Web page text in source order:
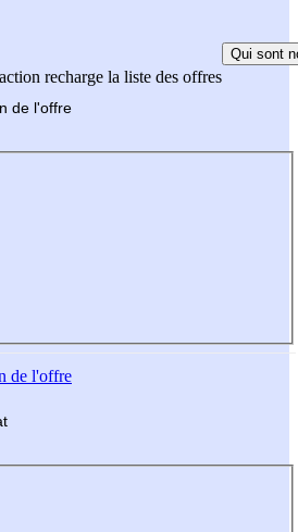
recharge la liste des offres
Qui sont
de l'offre
de l'offre